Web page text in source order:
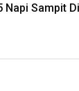
Sampit